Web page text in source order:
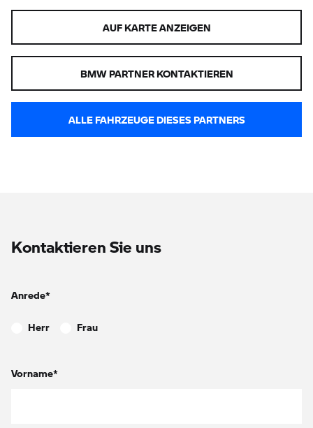
AUF KARTE ANZEIGEN
BMW PARTNER KONTAKTIEREN
ALLE FAHRZEUGE DIESES PARTNERS
Kontaktieren Sie uns
Anrede*
Herr Frau
Vorname*